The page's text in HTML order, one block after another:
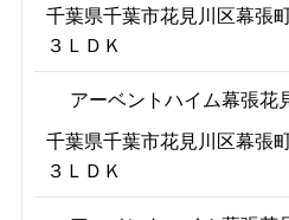
千葉県千葉市花見川区幕張
３ＬＤＫ
アーベントハイム幕張花
千葉県千葉市花見川区幕張
３ＬＤＫ